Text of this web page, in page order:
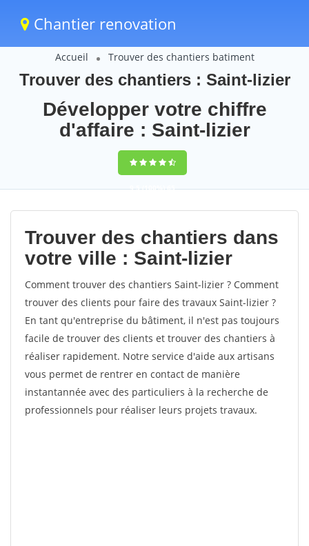
Chantier renovation
Accueil Trouver des chantiers batiment
Trouver des chantiers : Saint-lizier
Développer votre chiffre
d'affaire : Saint-lizier
9,5(100%)65
votes
Trouver des chantiers dans
votre ville : Saint-lizier
Comment trouver des chantiers Saint-lizier ? Comment
trouver des clients pour faire des travaux Saint-lizier ?
En tant qu'entreprise du bâtiment, il n'est pas toujours
facile de trouver des clients et trouver des chantiers à
réaliser rapidement. Notre service d'aide aux artisans
vous permet de rentrer en contact de manière
instantannée avec des particuliers à la recherche de
professionnels pour réaliser leurs projets travaux.